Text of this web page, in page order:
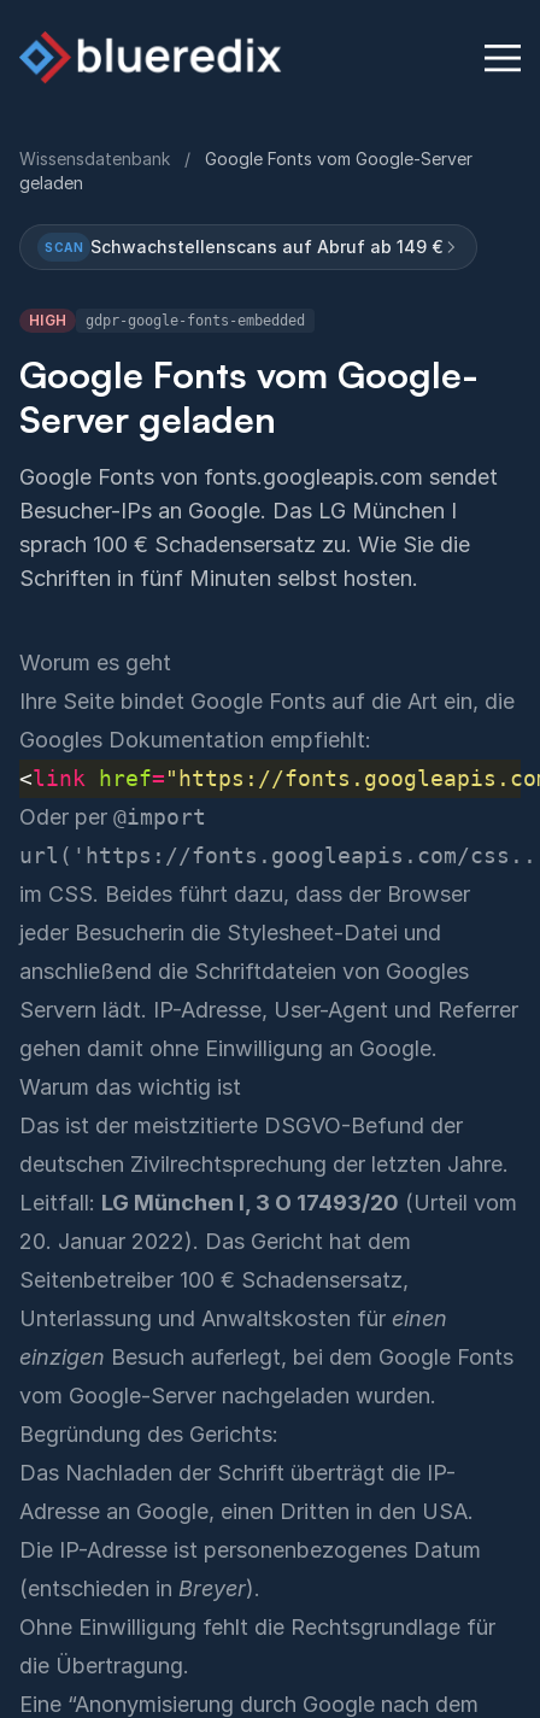
English
Wissensdatenbank /
Google Fonts vom Google-Server
geladen
SCAN Schwachstellenscans auf Abruf ab 149 €
HIGH gdpr-google-fonts-embedded
Google Fonts vom Google-
Server geladen
Google Fonts von fonts.googleapis.com sendet
Besucher-IPs an Google. Das LG München I
sprach 100 € Schadensersatz zu. Wie Sie die
Schriften in fünf Minuten selbst hosten.
Worum es geht
Ihre Seite bindet Google Fonts auf die Art ein, die
Googles Dokumentation empfiehlt:
<link href="https://
Oder per @import
url('https://fonts.googleapis.com/
im CSS. Beides führt dazu, dass der Browser
jeder Besucherin die Stylesheet-Datei und
anschließend die Schriftdateien von Googles
Servern lädt. IP-Adresse, User-Agent und Referrer
gehen damit ohne Einwilligung an Google.
Warum das wichtig ist
Das ist der meistzitierte DSGVO-Befund der
deutschen Zivilrechtsprechung der letzten Jahre.
Leitfall: LG München I, 3 O 17493/20 (Urteil vom
20. Januar 2022). Das Gericht hat dem
Seitenbetreiber 100 € Schadensersatz,
Unterlassung und Anwaltskosten für einen
einzigen Besuch auferlegt, bei dem Google Fonts
vom Google-Server nachgeladen wurden.
Begründung des Gerichts:
Das Nachladen der Schrift überträgt die IP-
Adresse an Google, einen Dritten in den USA.
Die IP-Adresse ist personenbezogenes Datum
(entschieden in Breyer).
Ohne Einwilligung fehlt die Rechtsgrundlage für
die Übertragung.
Eine “Anonymisierung durch Google nach dem